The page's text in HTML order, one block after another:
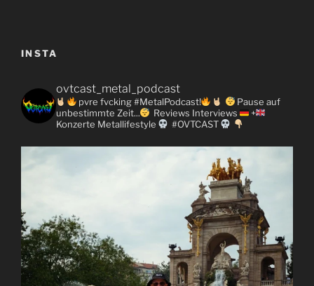
INSTA
ovtcast_metal_podcast
pvre fvcking #MetalPodcast!
Pause auf
unbestimmte Zeit...
Reviews Interviews
+
Konzerte Metallifestyle #OVTCAST